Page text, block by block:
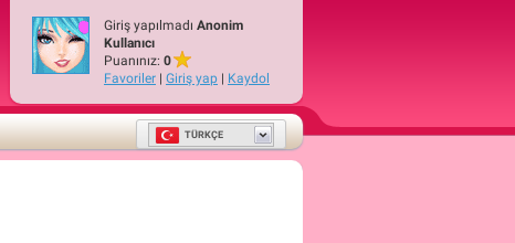
Giriş yapılmadı Anonim
Kullanıcı
Puanınız: 0
Favoriler | Giriş yap | Kaydol
TÜRKÇE